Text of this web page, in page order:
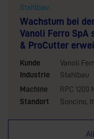
Stahlbau
Wachstum bei
Vanoli Ferro SpA
& ProCutter
Kunde
Vanoli
Industrie
Stahlbau
Machine
RPC 1200
Standort
Soncino,